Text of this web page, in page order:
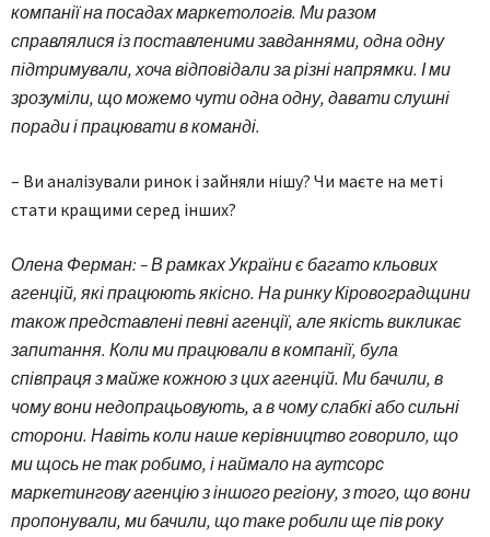
компанії на посадах маркетологів. Ми разом
справлялися із поставленими завданнями, одна одну
підтримували, хоча відповідали за різні напрямки. І ми
зрозуміли, що можемо чути одна одну, давати слушні
поради і працювати в команді.
– Ви аналізували ринок і зайняли нішу? Чи маєте на меті
стати кращими серед інших?
Олена Ферман: – В рамках України є багато кльових
агенцій, які працюють якісно. На ринку Кіровоградщини
також представлені певні агенції, але якість викликає
запитання. Коли ми працювали в компанії, була
співпраця з майже кожною з цих агенцій. Ми бачили, в
чому вони недопрацьовують, а в чому слабкі або сильні
сторони. Навіть коли наше керівництво говорило, що
ми щось не так робимо, і наймало на аутсорс
маркетингову агенцію з іншого регіону, з того, що вони
пропонували, ми бачили, що таке робили ще пів року